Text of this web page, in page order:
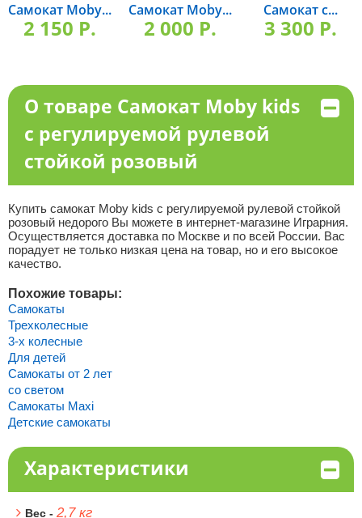
Самокат Moby...
2 150 P.
Самокат Moby...
2 000 P.
Самокат с...
3 300 P.
О товаре Самокат Moby kids
с регулируемой рулевой
стойкой розовый
Купить самокат Moby kids с регулируемой рулевой стойкой
розовый недорого Вы можете в интернет-магазине Играрния.
Осуществляется доставка по Москве и по всей России. Вас
порадует не только низкая цена на товар, но и его высокое
качество.
Похожие товары:
Самокаты
Трехколесные
3-х колесные
Для детей
Самокаты от 2 лет
со светом
Самокаты Maxi
Детские самокаты
Характеристики
Вес - 2,7 кг